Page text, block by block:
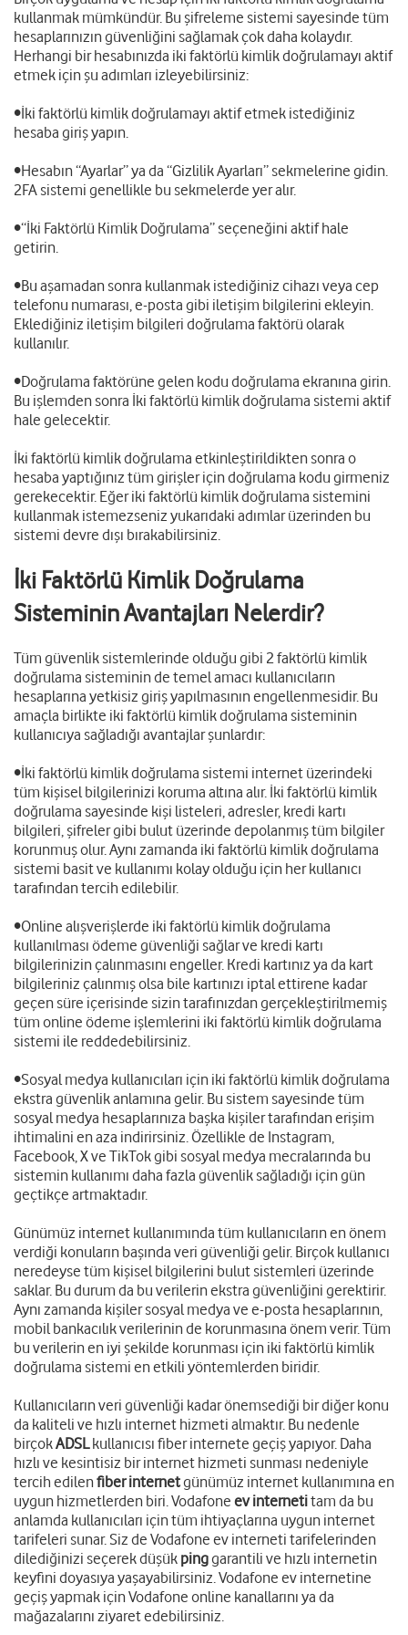
kullanmak mümkündür. Bu şifreleme sistemi sayesinde tüm
hesaplarınızın güvenliğini sağlamak çok daha kolaydır.
Herhangi bir hesabınızda iki faktörlü kimlik doğrulamayı aktif
etmek için şu adımları izleyebilirsiniz:
•İki faktörlü kimlik doğrulamayı aktif etmek istediğiniz
hesaba giriş yapın.
•Hesabın “Ayarlar” ya da “Gizlilik Ayarları” sekmelerine gidin.
2FA sistemi genellikle bu sekmelerde yer alır.
•“İki Faktörlü Kimlik Doğrulama” seçeneğini aktif hale
getirin.
•Bu aşamadan sonra kullanmak istediğiniz cihazı veya cep
telefonu numarası, e-posta gibi iletişim bilgilerini ekleyin.
Eklediğiniz iletişim bilgileri doğrulama faktörü olarak
kullanılır.
•Doğrulama faktörüne gelen kodu doğrulama ekranına girin.
Bu işlemden sonra İki faktörlü kimlik doğrulama sistemi aktif
hale gelecektir.
İki faktörlü kimlik doğrulama etkinleştirildikten sonra o
hesaba yaptığınız tüm girişler için doğrulama kodu girmeniz
gerekecektir. Eğer iki faktörlü kimlik doğrulama sistemini
kullanmak istemezseniz yukarıdaki adımlar üzerinden bu
sistemi devre dışı bırakabilirsiniz.
İki Faktörlü Kimlik Doğrulama
Sisteminin Avantajları Nelerdir?
Tüm güvenlik sistemlerinde olduğu gibi 2 faktörlü kimlik
doğrulama sisteminin de temel amacı kullanıcıların
hesaplarına yetkisiz giriş yapılmasının engellenmesidir. Bu
amaçla birlikte iki faktörlü kimlik doğrulama sisteminin
kullanıcıya sağladığı avantajlar şunlardır:
•İki faktörlü kimlik doğrulama sistemi internet üzerindeki
tüm kişisel bilgilerinizi koruma altına alır. İki faktörlü kimlik
doğrulama sayesinde kişi listeleri, adresler, kredi kartı
bilgileri, şifreler gibi bulut üzerinde depolanmış tüm bilgiler
korunmuş olur. Aynı zamanda iki faktörlü kimlik doğrulama
sistemi basit ve kullanımı kolay olduğu için her kullanıcı
tarafından tercih edilebilir.
•Online alışverişlerde iki faktörlü kimlik doğrulama
kullanılması ödeme güvenliği sağlar ve kredi kartı
bilgilerinizin çalınmasını engeller. Kredi kartınız ya da kart
bilgileriniz çalınmış olsa bile kartınızı iptal ettirene kadar
geçen süre içerisinde sizin tarafınızdan gerçekleştirilmemiş
tüm online ödeme işlemlerini iki faktörlü kimlik doğrulama
sistemi ile reddedebilirsiniz.
•Sosyal medya kullanıcıları için iki faktörlü kimlik doğrulama
ekstra güvenlik anlamına gelir. Bu sistem sayesinde tüm
sosyal medya hesaplarınıza başka kişiler tarafından erişim
ihtimalini en aza indirirsiniz. Özellikle de Instagram,
Facebook, X ve TikTok gibi sosyal medya mecralarında bu
sistemin kullanımı daha fazla güvenlik sağladığı için gün
geçtikçe artmaktadır.
Günümüz internet kullanımında tüm kullanıcıların en önem
verdiği konuların başında veri güvenliği gelir. Birçok kullanıcı
neredeyse tüm kişisel bilgilerini bulut sistemleri üzerinde
saklar. Bu durum da bu verilerin ekstra güvenliğini gerektirir.
Aynı zamanda kişiler sosyal medya ve e-posta hesaplarının,
mobil bankacılık verilerinin de korunmasına önem verir. Tüm
bu verilerin en iyi şekilde korunması için iki faktörlü kimlik
doğrulama sistemi en etkili yöntemlerden biridir.
Kullanıcıların veri güvenliği kadar önemsediği bir diğer konu
da kaliteli ve hızlı internet hizmeti almaktır. Bu nedenle
birçokADSLkullanıcısı fiber internete geçiş yapıyor. Daha
hızlı ve kesintisiz bir internet hizmeti sunması nedeniyle
tercih edilenfiber internetgünümüz internet kullanımına en
uygun hizmetlerden biri. Vodafone ev internetitam da bu
anlamda kullanıcıları için tüm ihtiyaçlarına uygun internet
tarifeleri sunar. Siz de Vodafone ev interneti tarifelerinden
dilediğinizi seçerek düşük pinggarantili ve hızlı internetin
keyfini doyasıya yaşayabilirsiniz. Vodafone ev internetine
geçiş yapmak için Vodafone online kanallarını ya da
mağazalarını ziyaret edebilirsiniz.